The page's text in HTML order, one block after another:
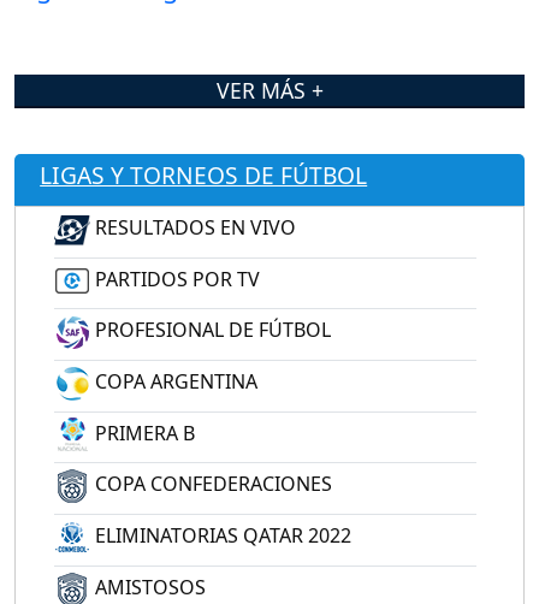
VER MÁS +
LIGAS Y TORNEOS DE FÚTBOL
RESULTADOS EN VIVO
PARTIDOS POR TV
PROFESIONAL DE FÚTBOL
COPA ARGENTINA
PRIMERA B
COPA CONFEDERACIONES
ELIMINATORIAS QATAR 2022
AMISTOSOS